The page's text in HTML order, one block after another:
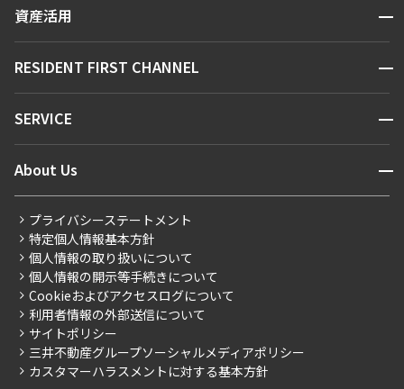
新着情報から探す
新着募集情報
こだわりから探す
こだわり一覧
プレミアムマンション
新築
当社限定（港区・渋谷区）
当社限定（港区・渋谷区以外）
三井不動産企画
お問い合わせ
資産活用 開閉
お問い合わせ
RESIDENT FIRST CHANNEL 開閉
マンションレポート
住まいのコラム
SERVICE 開閉
会員ページ
ご入居・提携サービス
お部屋探しからご契約まで
よくあるご質問
社宅紹介
【仲介会社様向け】当社仲介事業部取り扱い物件入居申込
About Us 開閉
会社情報
事業案内
採用情報
ニュースリリース
お問い合わせ
プライバシーステートメント
特定個人情報基本方針
個人情報の取り扱いについて
個人情報の開示等手続きについて
Cookieおよびアクセスログについて
利用者情報の外部送信について
サイトポリシー
三井不動産グループソーシャルメディアポリシー
カスタマーハラスメントに対する基本方針